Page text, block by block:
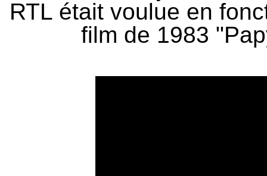
RTL était voulue en
film de 1983